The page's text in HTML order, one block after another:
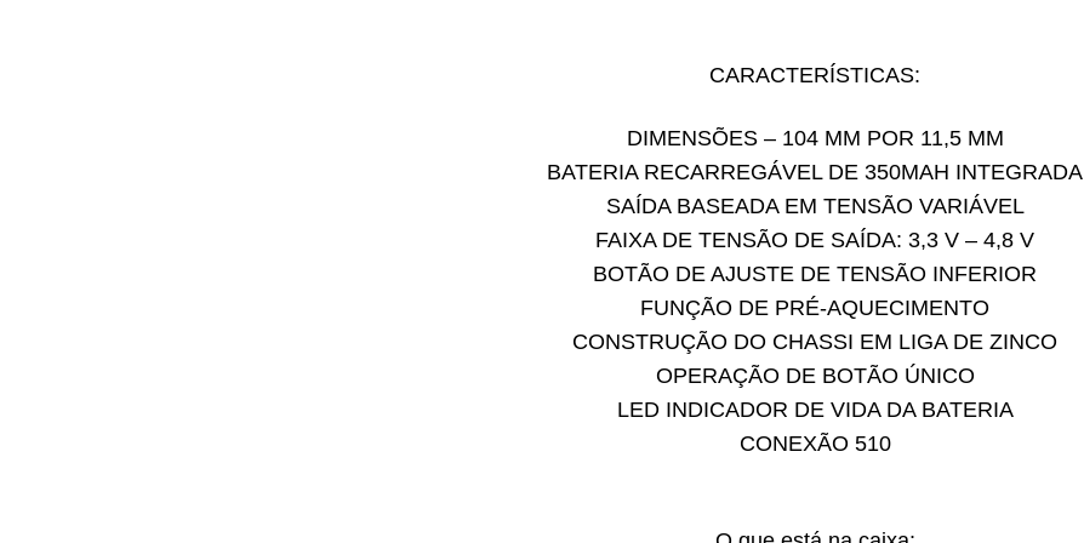
CARACTERÍSTICAS:
DIMENSÕES – 104 MM POR 11,5 MM
BATERIA RECARREGÁVEL DE 350MAH INTEGRADA
SAÍDA BASEADA EM TENSÃO VARIÁVEL
FAIXA DE TENSÃO DE SAÍDA: 3,3 V – 4,8 V
BOTÃO DE AJUSTE DE TENSÃO INFERIOR
FUNÇÃO DE PRÉ-AQUECIMENTO
CONSTRUÇÃO DO CHASSI EM LIGA DE ZINCO
OPERAÇÃO DE BOTÃO ÚNICO
LED INDICADOR DE VIDA DA BATERIA
CONEXÃO 510